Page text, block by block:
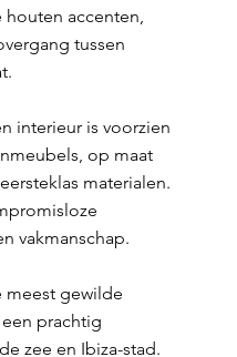
houten accenten,
tussen
interieur is voorzien
op maat
materialen.
vakmanschap.
meest gewilde
prachtig
zee en Ibiza-stad.